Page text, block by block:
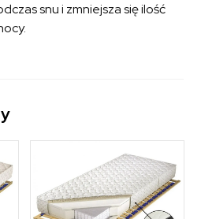
snu i zmniejsza się ilość